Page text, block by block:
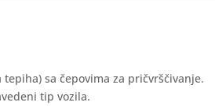
sa čepovima za pričvrščivanje.
tip vozila.